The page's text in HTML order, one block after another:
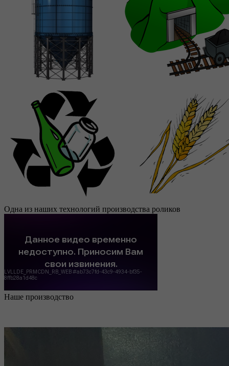
Одна из наших технологий производства роликов
Наше производство